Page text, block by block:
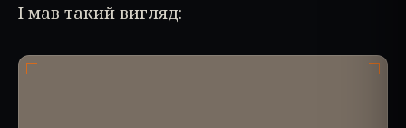
І мав такий вигляд: